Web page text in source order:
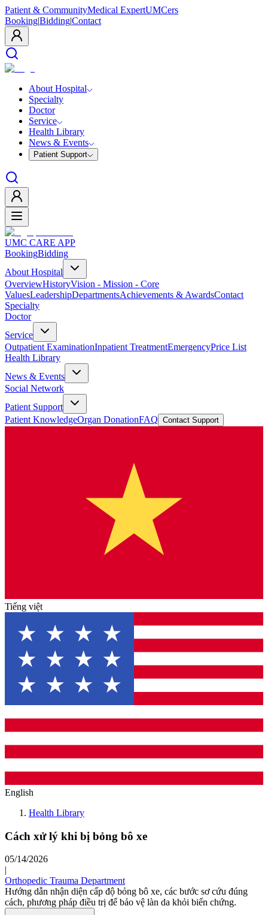
Patient & CommunityMedical ExpertUMCers
Booking|Bidding|Contact
About Hospital
Specialty
Doctor
Service
Health Library
News & Events
Patient Support
UMC CARE APP
BookingBidding
About Hospital
OverviewHistoryVision - Mission - Core
ValuesLeadershipDepartmentsAchievements & AwardsContact
Specialty
Doctor
Service
Outpatient ExaminationInpatient TreatmentEmergencyPrice List
Health Library
News & Events
Social Network
Patient Support
Patient KnowledgeOrgan DonationFAQ Contact Support
Tiếng việt
English
Health Library
Cách xử lý khi bị bỏng bô xe
05/14/2026
|
Orthopedic Trauma Department
Hướng dẫn nhận diện cấp độ bỏng bô xe, các bước sơ cứu đúng
cách, phương pháp điều trị để bảo vệ làn da khỏi biến chứng.